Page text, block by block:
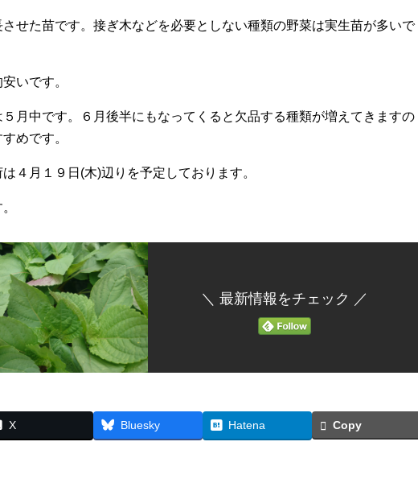
せた苗です。接ぎ木などを必要としない種類の野菜は実生苗が多いで
いです。
月中です。６月後半にもなってくると欠品する種類が増えてきますの
めです。
４月１９日(木)辺りを予定しております。
＼ 最新情報をチェック ／
X Bluesky Hatena Copy